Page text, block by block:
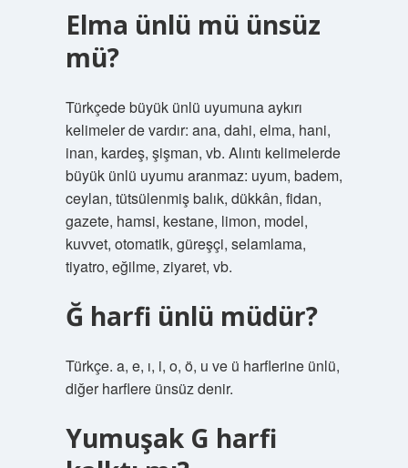
Elma ünlü mü ünsüz
mü?
Türkçede büyük ünlü uyumuna aykırı
kelimeler de vardır: ana, dahi, elma, hani,
inan, kardeş, şişman, vb. Alıntı kelimelerde
büyük ünlü uyumu aranmaz: uyum, badem,
ceylan, tütsülenmiş balık, dükkân, fidan,
gazete, hamsi, kestane, limon, model,
kuvvet, otomatik, güreşçi, selamlama,
tiyatro, eğilme, ziyaret, vb.
Ğ harfi ünlü müdür?
Türkçe. a, e, ı, i, o, ö, u ve ü harflerine ünlü,
diğer harflere ünsüz denir.
Yumuşak G harfi